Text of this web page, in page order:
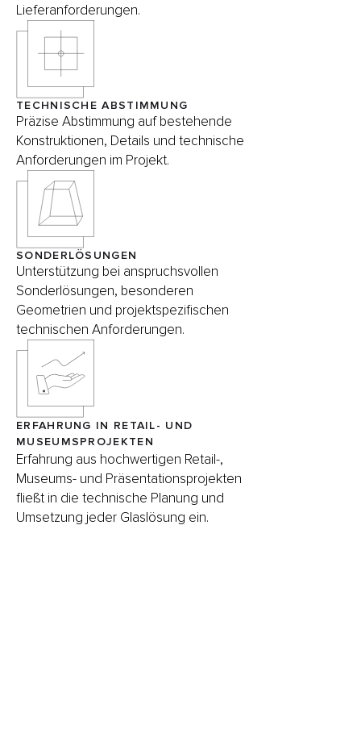
Lieferanforderungen.
TECHNISCHE ABSTIMMUNG
Präzise Abstimmung auf bestehende
Konstruktionen, Details und technische
Anforderungen im Projekt.
SONDERLÖSUNGEN
Unterstützung bei anspruchsvollen
Sonderlösungen, besonderen
Geometrien und projektspezifischen
technischen Anforderungen.
ERFAHRUNG IN RETAIL- UND
MUSEUMSPROJEKTEN
Erfahrung aus hochwertigen Retail-,
Museums- und Präsentationsprojekten
fließt in die technische Planung und
Umsetzung jeder Glaslösung ein.